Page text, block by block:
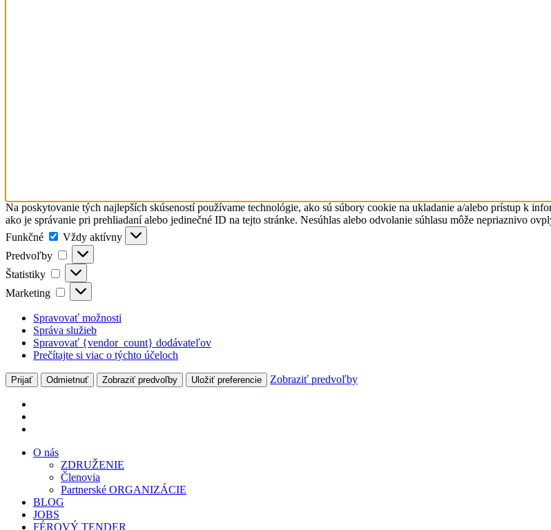
Na poskytovanie tých najlepších skúseností používame technológie, ako sú súbory cookie na ukladanie a/alebo prístup k
ako je správanie pri prehliadaní alebo jedinečné ID na tejto stránke. Nesúhlas alebo odvolanie súhlasu môže nepriaznivo
Funkčné
Funkčné
Vždy aktívny
Predvoľby
Predvoľby
Štatistiky Štatistiky
Marketing Marketing
Spravovať možnosti
Správa služieb
Spravovať {vendor_count} dodávateľov
Prečítajte si viac o týchto účeloch
Prijať Odmietnuť Zobraziť predvoľby Uložiť preferencie Zobraziť predvoľby
O nás
ZDRUŽENIE
Členovia
Partnerské ORGANIZÁCIE
BLOG
JOBS
FÉROVÝ TENDER